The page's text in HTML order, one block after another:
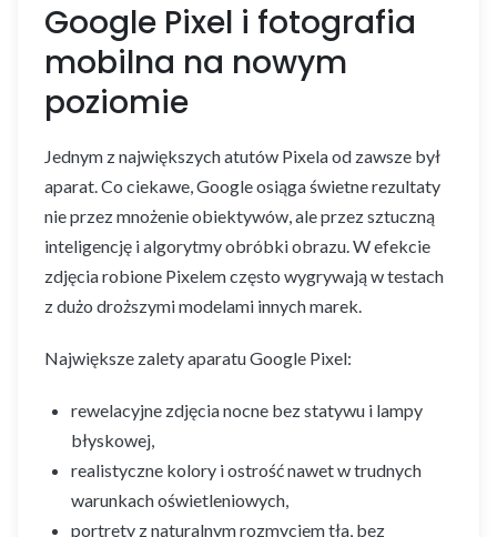
Google Pixel i fotografia
mobilna na nowym
poziomie
Jednym z największych atutów Pixela od zawsze był
aparat. Co ciekawe, Google osiąga świetne rezultaty
nie przez mnożenie obiektywów, ale przez sztuczną
inteligencję i algorytmy obróbki obrazu. W efekcie
zdjęcia robione Pixelem często wygrywają w testach
z dużo droższymi modelami innych marek.
Największe zalety aparatu Google Pixel:
rewelacyjne zdjęcia nocne bez statywu i lampy
błyskowej,
realistyczne kolory i ostrość nawet w trudnych
warunkach oświetleniowych,
portrety z naturalnym rozmyciem tła, bez